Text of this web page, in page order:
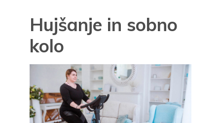
Hujšanje in sobno
kolo